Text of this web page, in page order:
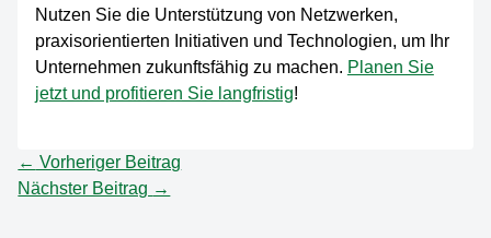
Nutzen Sie die Unterstützung von Netzwerken,
praxisorientierten Initiativen und Technologien, um Ihr
Unternehmen zukunftsfähig zu machen. Planen Sie
jetzt und profitieren Sie langfristig!
← Vorheriger Beitrag
Nächster Beitrag →